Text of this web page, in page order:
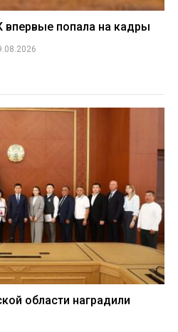
попала на кадры
области наградили